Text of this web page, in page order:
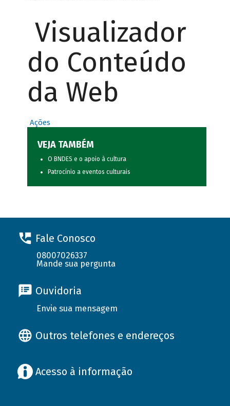
Visualizador
do Conteúdo
da Web
Ações
VEJA TAMBÉM
O BNDES e o apoio à cultura
Patrocínio a eventos culturais
Fale Conosco
08007026337
Mande sua pergunta
Ouvidoria
Envie sua mensagem
Outros telefones e endereços
Acesso à informação